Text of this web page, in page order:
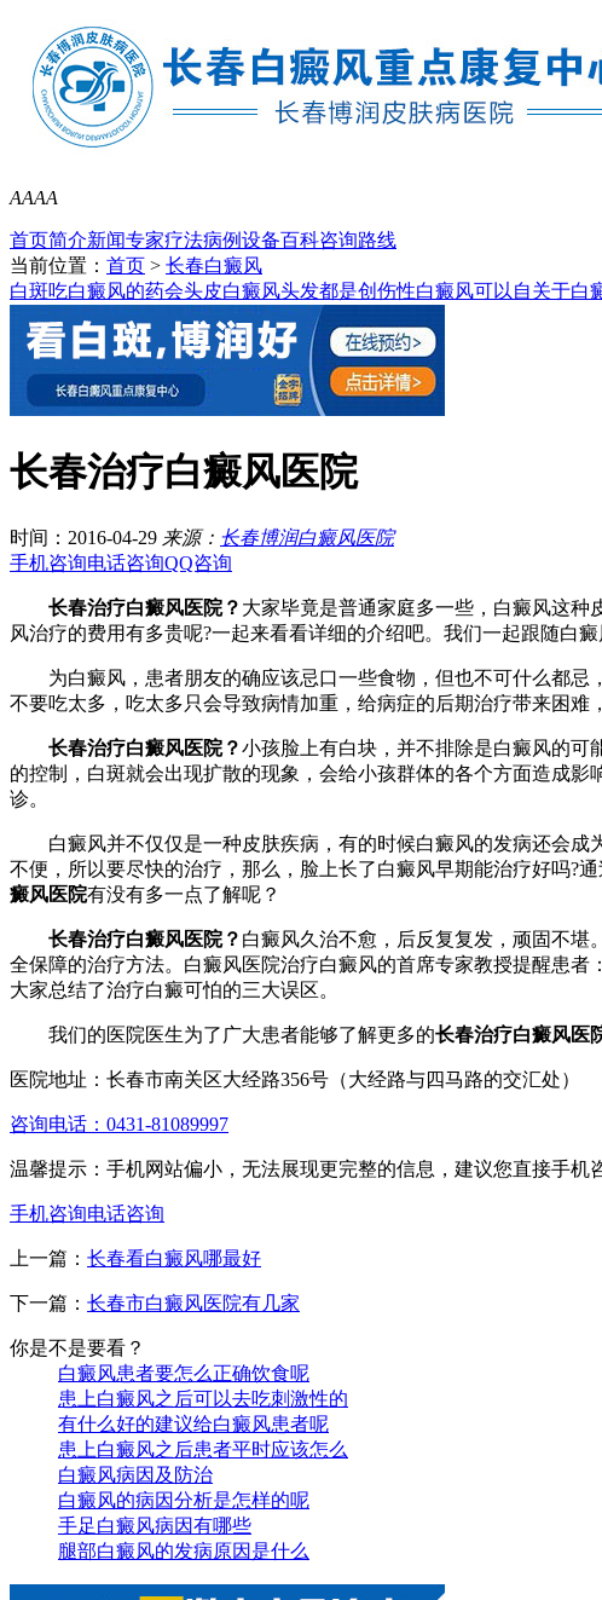
AAAA
首页简介新闻专家疗法病例设备百科咨询路线
当前位置： 首页 > 长春白癜风
白斑吃白癜风的药会头皮白癜风头发都是创伤性白癜风可以自关于白
长春治疗白癜风医院
时间：2016-04-29 来源： 长春博润白癜风医院
手机咨询电话咨询QQ咨询
长春治疗白癜风医院？ 大家毕竟是普通家庭多一些，白癜风这
风治疗的费用有多贵呢?一起来看看详细的介绍吧。我们一起跟随白
为白癜风，患者朋友的确应该忌口一些食物，但也不可什么都忌
不要吃太多，吃太多只会导致病情加重，给病症的后期治疗带来困难
长春治疗白癜风医院？小孩脸上有白块，并不排除是白癜风的可
的控制，白斑就会出现扩散的现象，会给小孩群体的各个方面造成
诊。
白癜风并不仅仅是一种皮肤疾病，有的时候白癜风的发病还会成
不便，所以要尽快的治疗，那么，脸上长了白癜风早期能治疗好吗?
癜风医院有没有多一点了解呢？
长春治疗白癜风医院？ 白癜风久治不愈，后反复复发，顽固不
全保障的治疗方法。白癜风医院治疗白癜风的首席专家教授提醒患
大家总结了治疗白癜可怕的三大误区。
我们的医院医生为了广大患者能够了解更多的长春治疗白癜风医
医院地址：长春市南关区大经路356号（大经路与四马路的交汇处）
咨询电话：0431-81089997
温馨提示：手机网站偏小，无法展现更完整的信息，建议您直接手机
手机咨询电话咨询
上一篇： 长春看白癜风哪最好
下一篇： 长春市白癜风医院有几家
你是不是要看？
白癜风患者要怎么正确饮食呢
患上白癜风之后可以去吃刺激性的
有什么好的建议给白癜风患者呢
患上白癜风之后患者平时应该怎么
白癜风病因及防治
白癜风的病因分析是怎样的呢
手足白癜风病因有哪些
腿部白癜风的发病原因是什么